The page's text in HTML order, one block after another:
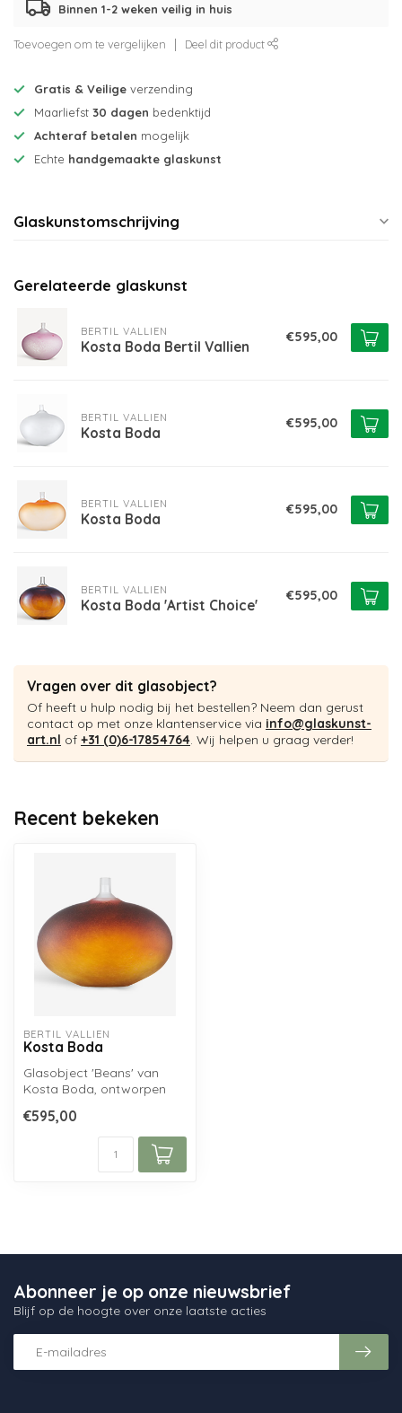
Binnen 1-2 weken veilig in huis
Toevoegen om te vergelijken Deel dit product
Gratis & Veilige verzending
Maarliefst 30 dagen bedenktijd
Achteraf betalen mogelijk
Echte handgemaakte glaskunst
Glaskunstomschrijving
Gerelateerde glaskunst
BERTIL VALLIEN
Kosta Boda Bertil Vallien
€595,00
BERTIL VALLIEN
Kosta Boda
€595,00
BERTIL VALLIEN
Kosta Boda
€595,00
BERTIL VALLIEN
Kosta Boda 'Artist Choice'
€595,00
Vragen over dit glasobject?
Of heeft u hulp nodig bij het bestellen? Neem dan gerust
contact op met onze klantenservice via info@glaskunst-
art.nl of +31 (0)6-17854764. Wij helpen u graag verder!
Recent bekeken
BERTIL VALLIEN
Kosta Boda
Glasobject 'Beans' van
Kosta Boda, ontworpen
€595,00
Abonneer je op onze nieuwsbrief
Blijf op de hoogte over onze laatste acties